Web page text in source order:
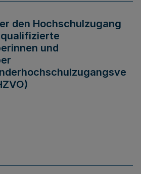
den Hochschulzugang
und